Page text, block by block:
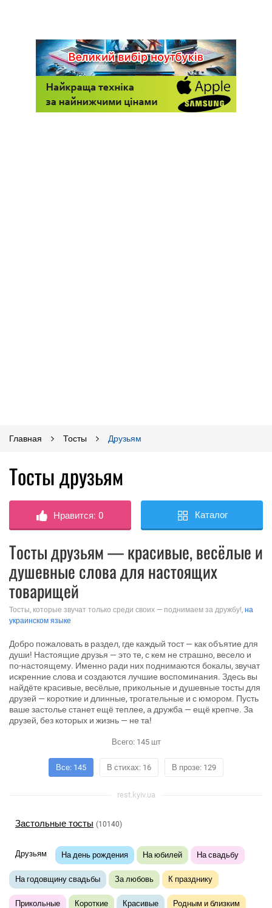
Главная Тосты Друзьям
Тосты друзьям
Нравится:0 Каталог
Тосты друзьям — красивые, весёлые и
душевные слова для настоящих
товарищей
Тосты, которые звучат только среди своих — поднимаем за дружбу!, на
украинском языке
Добро пожаловать в раздел, где каждый тост — как объятие для
души! Настоящие друзья — это те, с кем не страшно, весело и
по-настоящему. Именно ради них поднимаются бокалы, звучат
искренние слова и создаются лучшие воспоминания. Здесь вы
найдёте красивые, весёлые, прикольные и душевные тосты для
друзей — короткие и длинные, трогательные и с юмором. Пусть
ваше застолье станет ещё теплее, а дружба — ещё крепче. За
друзей, без которых и жизнь — не та!
Всего: 145шт
Все: 145 В стихах: 16 В прозе: 129
rest.kyiv.ua
Застольные тосты (10140)
Друзьям На день рождения На юбилей На свадьбу
На годовщину свадьбы За любовь К празднику
Прикольные Короткие Красивые Родным и близким